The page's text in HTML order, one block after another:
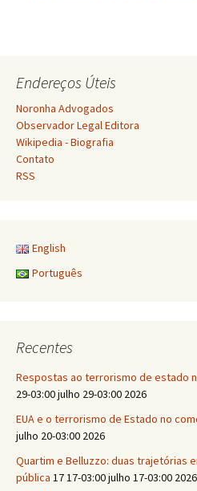
posts
Endereços Úteis
Noronha Advogados
Observador Legal Editora
Wikipedia - Biografia
Contato
RSS
English
Português
Recentes
Respostas ao terrorismo de estado
29-03:00 julho 29-03:00 2026
EUA e o terrorismo de Estado no
julho 20-03:00 2026
Quartim e Belluzzo: duas trajetórias
pública 17 17-03:00 julho 17-03:00 2026